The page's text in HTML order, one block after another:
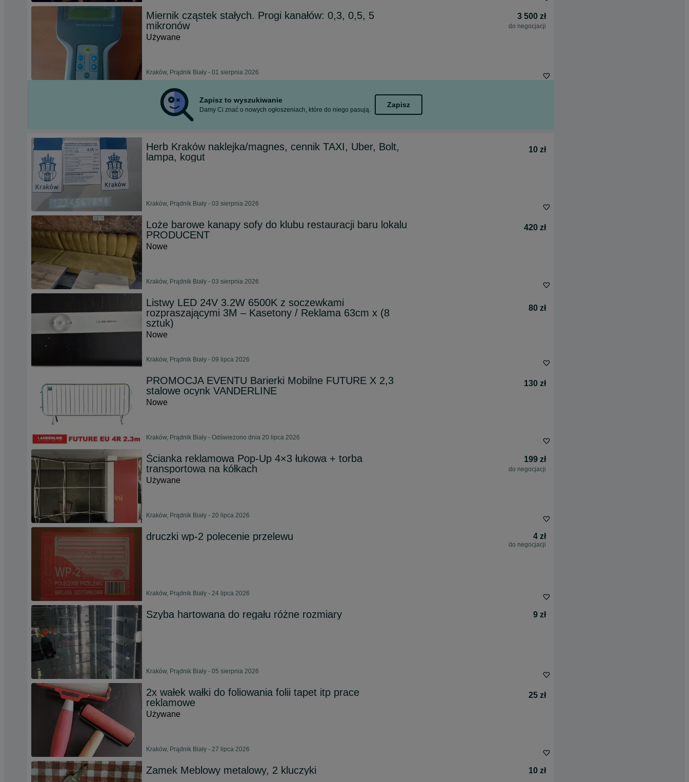
Miernik cząstek stałych. Progi kanałów: 0,3, 0,5, 5
mikronów
3 500 zł
do negocjacji
Używane
Kraków, Prądnik Biały - 01 sierpnia 2026
Zapisz to wyszukiwanie
Damy Ci znać o nowych ogłoszeniach, które do niego pasują.
Zapisz
Herb Kraków naklejka/magnes, cennik TAXI, Uber, Bolt,
lampa, kogut
10 zł
Kraków, Prądnik Biały - 03 sierpnia 2026
Loże barowe kanapy sofy do klubu restauracji baru lokalu
PRODUCENT
420 zł
Nowe
Kraków, Prądnik Biały - 03 sierpnia 2026
Listwy LED 24V 3.2W 6500K z soczewkami
rozpraszającymi 3M – Kasetony / Reklama 63cm x (8
sztuk)
80 zł
Nowe
Kraków, Prądnik Biały - 09 lipca 2026
PROMOCJA EVENTU Barierki Mobilne FUTURE X 2,3
stalowe ocynk VANDERLINE
130 zł
Nowe
Kraków, Prądnik Biały - Odświeżono dnia 20 lipca 2026
Ścianka reklamowa Pop-Up 4×3 łukowa + torba
transportowa na kółkach
199 zł
do negocjacji
Używane
Kraków, Prądnik Biały - 20 lipca 2026
druczki wp-2 polecenie przelewu 4 zł
do negocjacji
Kraków, Prądnik Biały - 24 lipca 2026
Szyba hartowana do regału różne rozmiary 9 zł
Kraków, Prądnik Biały - 05 sierpnia 2026
2x wałek wałki do foliowania folii tapet itp prace
reklamowe
25 zł
Używane
Kraków, Prądnik Biały - 27 lipca 2026
Zamek Meblowy metalowy, 2 kluczyki 10 zł